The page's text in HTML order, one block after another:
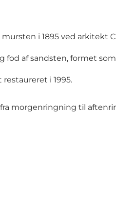
i 1895 ved arkitekt
fod af sandsten, formet
i 1995.
morgenringning til